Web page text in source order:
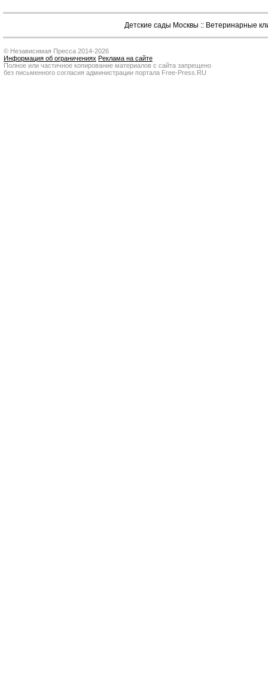
Детские сады Москвы :: Ветеринарные
© Независимая Пресса 2014-2026
Информация об ограничениях Реклама на сайте
Полное или частичное копирование материалов с сайта запрещено
без письменного согласия администрации портала Free-Press.RU